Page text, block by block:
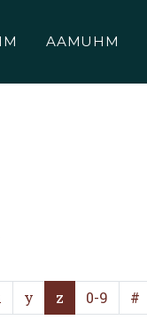
AAMUHM
y z 0-9 #